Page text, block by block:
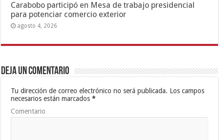
Carabobo participó en Mesa de trabajo presidencial
para potenciar comercio exterior
agosto 4, 2026
Deja un comentario
Tu dirección de correo electrónico no será publicada. Los campos
necesarios están marcados*
Comentario